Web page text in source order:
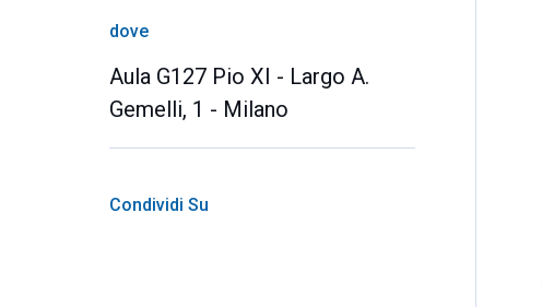
dove
Aula G127 Pio XI - Largo A.
Gemelli, 1 - Milano
Condividi Su